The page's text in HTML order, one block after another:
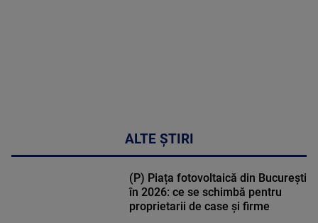
ALTE ȘTIRI
(P) Piața fotovoltaică din București
în 2026: ce se schimbă pentru
proprietarii de case și firme